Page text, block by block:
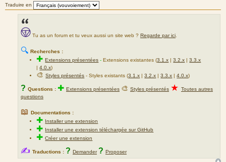
e
Traduire en
Tu as un forum et tu veux aussi un site web ? Regarde par ici
🔍 Recherches :
✚Extensions présentées -Extensions existantes (3.1.x |3.2.x |3.3.x
|4.0.x)
🎨Styles présentés - Styles existants (3.1.x |3.2.x |3.3.x |4.0.x)
? Questions : ✚ Extensions présentées 🎨 Styles présentés ★ Toutes autres
questions
📖 Documentations :
✚ Installer une extension
✚ Installer une extension téléchargée sur GitHub
✚Créer une extension
✍ Traductions : ? Demander ? Proposer